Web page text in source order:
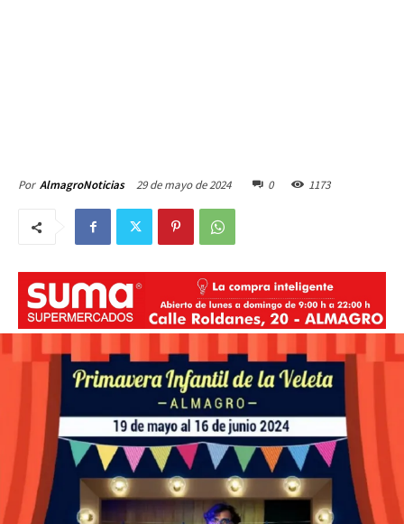
Por AlmagroNoticias 29 de mayo de 2024 0 1173